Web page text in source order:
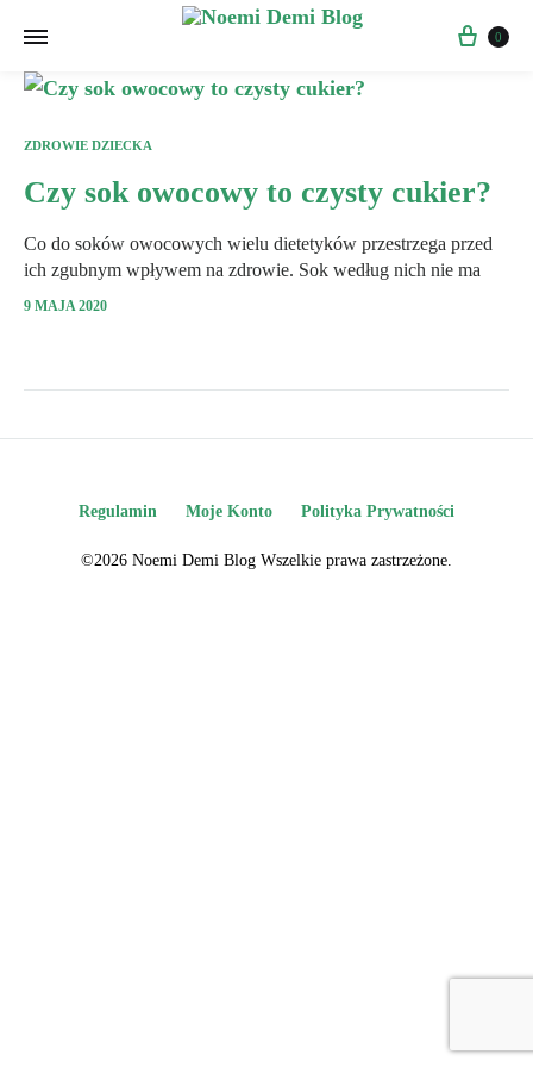
0
ZDROWIE DZIECKA
Czy sok owocowy to czysty cukier?
Co do soków owocowych wielu dietetyków przestrzega przed
ich zgubnym wpływem na zdrowie. Sok według nich nie ma
żadnych korzyści odżywczych dla dzieci i może prowadzić do
9 MAJA 2020
©2026 Noemi Demi Blog Wszelkie prawa zastrzeżone.
Regulamin Moje Konto Polityka Prywatności